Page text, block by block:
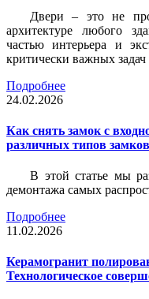
Двери – это не
архитектуре любого
частью интерьера и
критически важных задач
Подробнее
24.02.2026
Как снять замок с
различных типов замков
В этой статье мы
демонтажа самых
Подробнее
11.02.2026
Керамогранит
Технологическое